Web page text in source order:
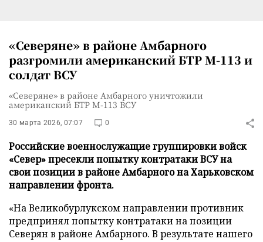
«Северяне» в районе Амбарного
разгромили американский БТР М-113 и
солдат ВСУ
«Северяне» в районе Амбарного уничтожили
американский БТР М-113 ВСУ
30 марта 2026, 07:07 0
Российские военнослужащие группировки войск
«Север» пресекли попытку контратаки ВСУ на
свои позиции в районе Амбарного на Харьковском
направлении фронта.
«На Великобурлукском направлении противник
предпринял попытку контратаки на позиции
Северян в районе Амбарного. В результате нашего